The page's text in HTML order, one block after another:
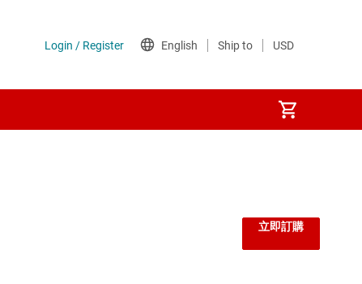
立即訂購